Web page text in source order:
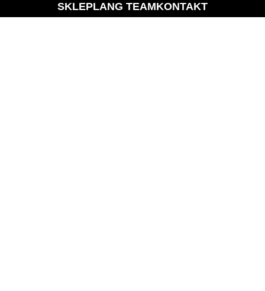
SKLEPLANG TEAMKONTAKT